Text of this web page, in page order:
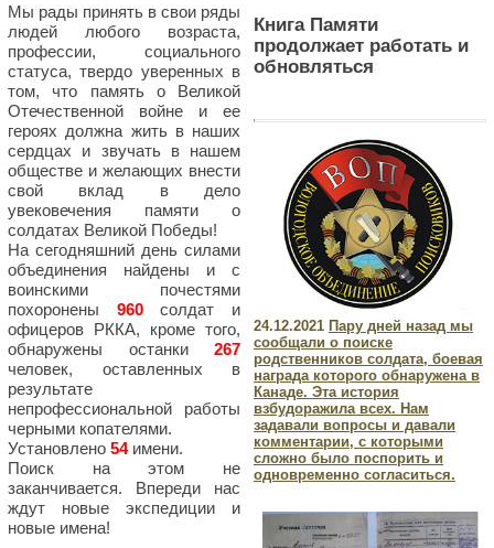
Мы рады принять в свои ряды
людей любого возраста,
профессии, социального
статуса, твердо уверенных в
том, что память о Великой
Отечественной войне и ее
героях должна жить в наших
сердцах и звучать в нашем
обществе и желающих внести
свой вклад в дело
увековечения памяти о
солдатах Великой Победы!
На сегодняшний день силами
объединения найдены и с
воинскими почестями
похоронены 960солдат и
офицеров РККА, кроме того,
обнаружены останки 267
человек, оставленных в
результате
непрофессиональной работы
черными копателями.
Установлено 54имени.
Поиск на этом не
заканчивается. Впереди нас
ждут новые экспедиции и
новые имена!
Книга Памяти
продолжает работать и
обновляться
24.12.2021 Пару дней назад мы
сообщали о поиске
родственников солдата, боевая
награда которого обнаружена в
Канаде. Эта история
взбудоражила всех. Нам
задавали вопросы и давали
комментарии, с которыми
сложно было поспорить и
одновременно согласиться.